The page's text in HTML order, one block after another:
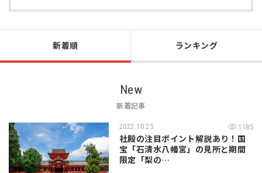
新着順 ランキング
New
新着記事
2022.10.25 1185
社殿の注目ポイント解説あり！国
宝「石清水八幡宮」の見所と期間
限定「梨の…